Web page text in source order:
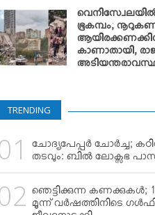
വെനിസ്വേലയില്‍
ഭൂകമ്പം;
കാണാതായി,
TRENDING
ചോദ്യപേപ്പര്‍ ചോര്‍ച്ച;
തടവും: ബില്‍ ലോക്സഭ
ഞെട്ടിക്കുന്ന കണക്കുകള്‍;
മൂന്ന് വര്‍ഷത്തിനിടെ